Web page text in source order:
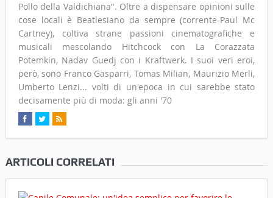
Pollo della Valdichiana". Oltre a dispensare opinioni sulle
cose locali è Beatlesiano da sempre (corrente-Paul Mc
Cartney), coltiva strane passioni cinematografiche e
musicali mescolando Hitchcock con La Corazzata
Potemkin, Nadav Guedj con i Kraftwerk. I suoi veri eroi,
però, sono Franco Gasparri, Tomas Milian, Maurizio Merli,
Umberto Lenzi... volti di un'epoca in cui sarebbe stato
decisamente più di moda: gli anni '70
ARTICOLI CORRELATI